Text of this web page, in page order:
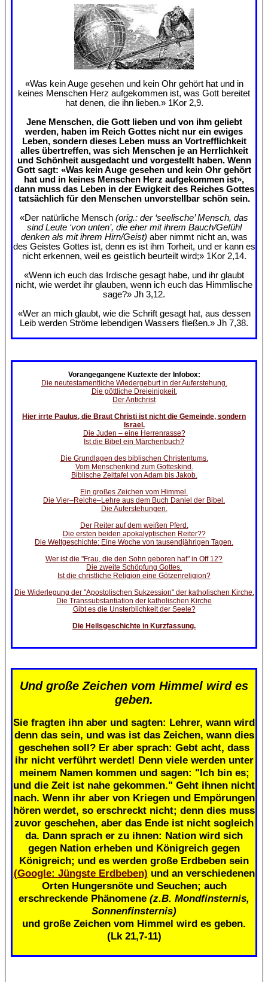
«Was kein Auge gesehen und kein Ohr gehört hat und in
keines Menschen Herz aufgekommen ist, was Gott bereitet
hat denen, die ihn lieben.» 1Kor 2,9.
Jene Menschen, die Gott lieben und von ihm geliebt
werden, haben im Reich Gottes nicht nur ein ewiges
Leben, sondern dieses Leben muss an Vortrefflichkeit
alles übertreffen, was sich Menschen je an Herrlichkeit
und Schönheit ausgedacht und vorgestellt haben. Wenn
Gott sagt: «Was kein Auge gesehen und kein Ohr gehört
hat und in keines Menschen Herz aufgekommen ist»,
dann muss das Leben in der Ewigkeit des Reiches Gottes
tatsächlich für den Menschen unvorstellbar schön sein.
«Der natürliche Mensch (orig.: der ‘seelische’ Mensch, das
sind Leute ‘von unten’, die eher mit ihrem Bauch/Gefühl
denken als mit ihrem Hirn/Geist) aber nimmt nicht an, was
des Geistes Gottes ist, denn es ist ihm Torheit, und er kann es
nicht erkennen, weil es geistlich beurteilt wird;» 1Kor 2,14.
«Wenn ich euch das Irdische gesagt habe, und ihr glaubt
nicht, wie werdet ihr glauben, wenn ich euch das Himmlische
sage?» Jh 3,12.
«Wer an mich glaubt, wie die Schrift gesagt hat, aus dessen
Leib werden Ströme lebendigen Wassers fließen.» Jh 7,38.
Vorangegangene Kuztexte der Infobox:
Die neutestamentliche Wiedergeburt in der Auferstehung.
Die göttliche Dreieinigkeit.
Der Antichrist
Hier irrte Paulus, die Braut Christi ist nicht die Gemeinde, sondern
Israel.
Die Juden – eine Herrenrasse?
Ist die Bibel ein Märchenbuch?
Die Grundlagen des biblischen Christentums.
Vom Menschenkind zum Gotteskind.
Biblische Zeittafel von Adam bis Jakob.
Ein großes Zeichen vom Himmel.
Die Vier–Reiche–Lehre aus dem Buch Daniel der Bibel.
Die Auferstehungen.
Der Reiter auf dem weißen Pferd.
Die ersten beiden apokalyptischen Reiter??
Die Weltgeschichte: Eine Woche von tausendjährigen Tagen.
Wer ist die "Frau, die den Sohn geboren hat" in Off 12?
Die zweite Schöpfung Gottes.
Ist die christliche Religion eine Götzenreligion?
Die Widerlegung der "Apostolischen Sukzession" der katholischen Kirche.
Die Transsubstantiation der katholischen Kirche
Gibt es die Unsterblichkeit der Seele?
Die Heilsgeschichte in Kurzfassung.
Und große Zeichen vom Himmel wird es
geben.
Sie fragten ihn aber und sagten: Lehrer, wann wird
denn das sein, und was ist das Zeichen, wann dies
geschehen soll? Er aber sprach: Gebt acht, dass
ihr nicht verführt werdet! Denn viele werden unter
meinem Namen kommen und sagen: "Ich bin es;
und die Zeit ist nahe gekommen." Geht ihnen nicht
nach. Wenn ihr aber von Kriegen und Empörungen
hören werdet, so erschreckt nicht; denn dies muss
zuvor geschehen, aber das Ende ist nicht sogleich
da. Dann sprach er zu ihnen: Nation wird sich
gegen Nation erheben und Königreich gegen
Königreich; und es werden große Erdbeben sein
(Google: Jüngste Erdbeben) und an verschiedenen
Orten Hungersnöte und Seuchen; auch
erschreckende Phänomene (z.B. Mondfinsternis,
Sonnenfinsternis)
und große Zeichen vom Himmel wird es geben.
(Lk 21,7-11)